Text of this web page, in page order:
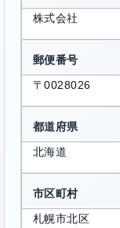
株式会社
郵便番号
〒0028026
都道府県
北海道
市区町村
札幌市北区